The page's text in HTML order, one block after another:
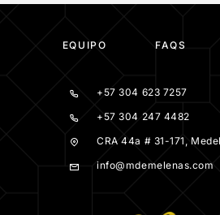
EQUIPO FAQS
+57 304 623 7257
+57 304 247 4482
CRA 44a # 31-171,
info@mdemelenas.com